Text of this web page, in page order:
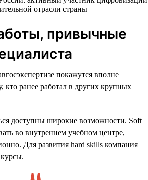
привычные
покажутся вполне
ранее работал в других крупных
доступны широкие возможности. Soft
во внутреннем учебном центре,
Для развития hard skills компания